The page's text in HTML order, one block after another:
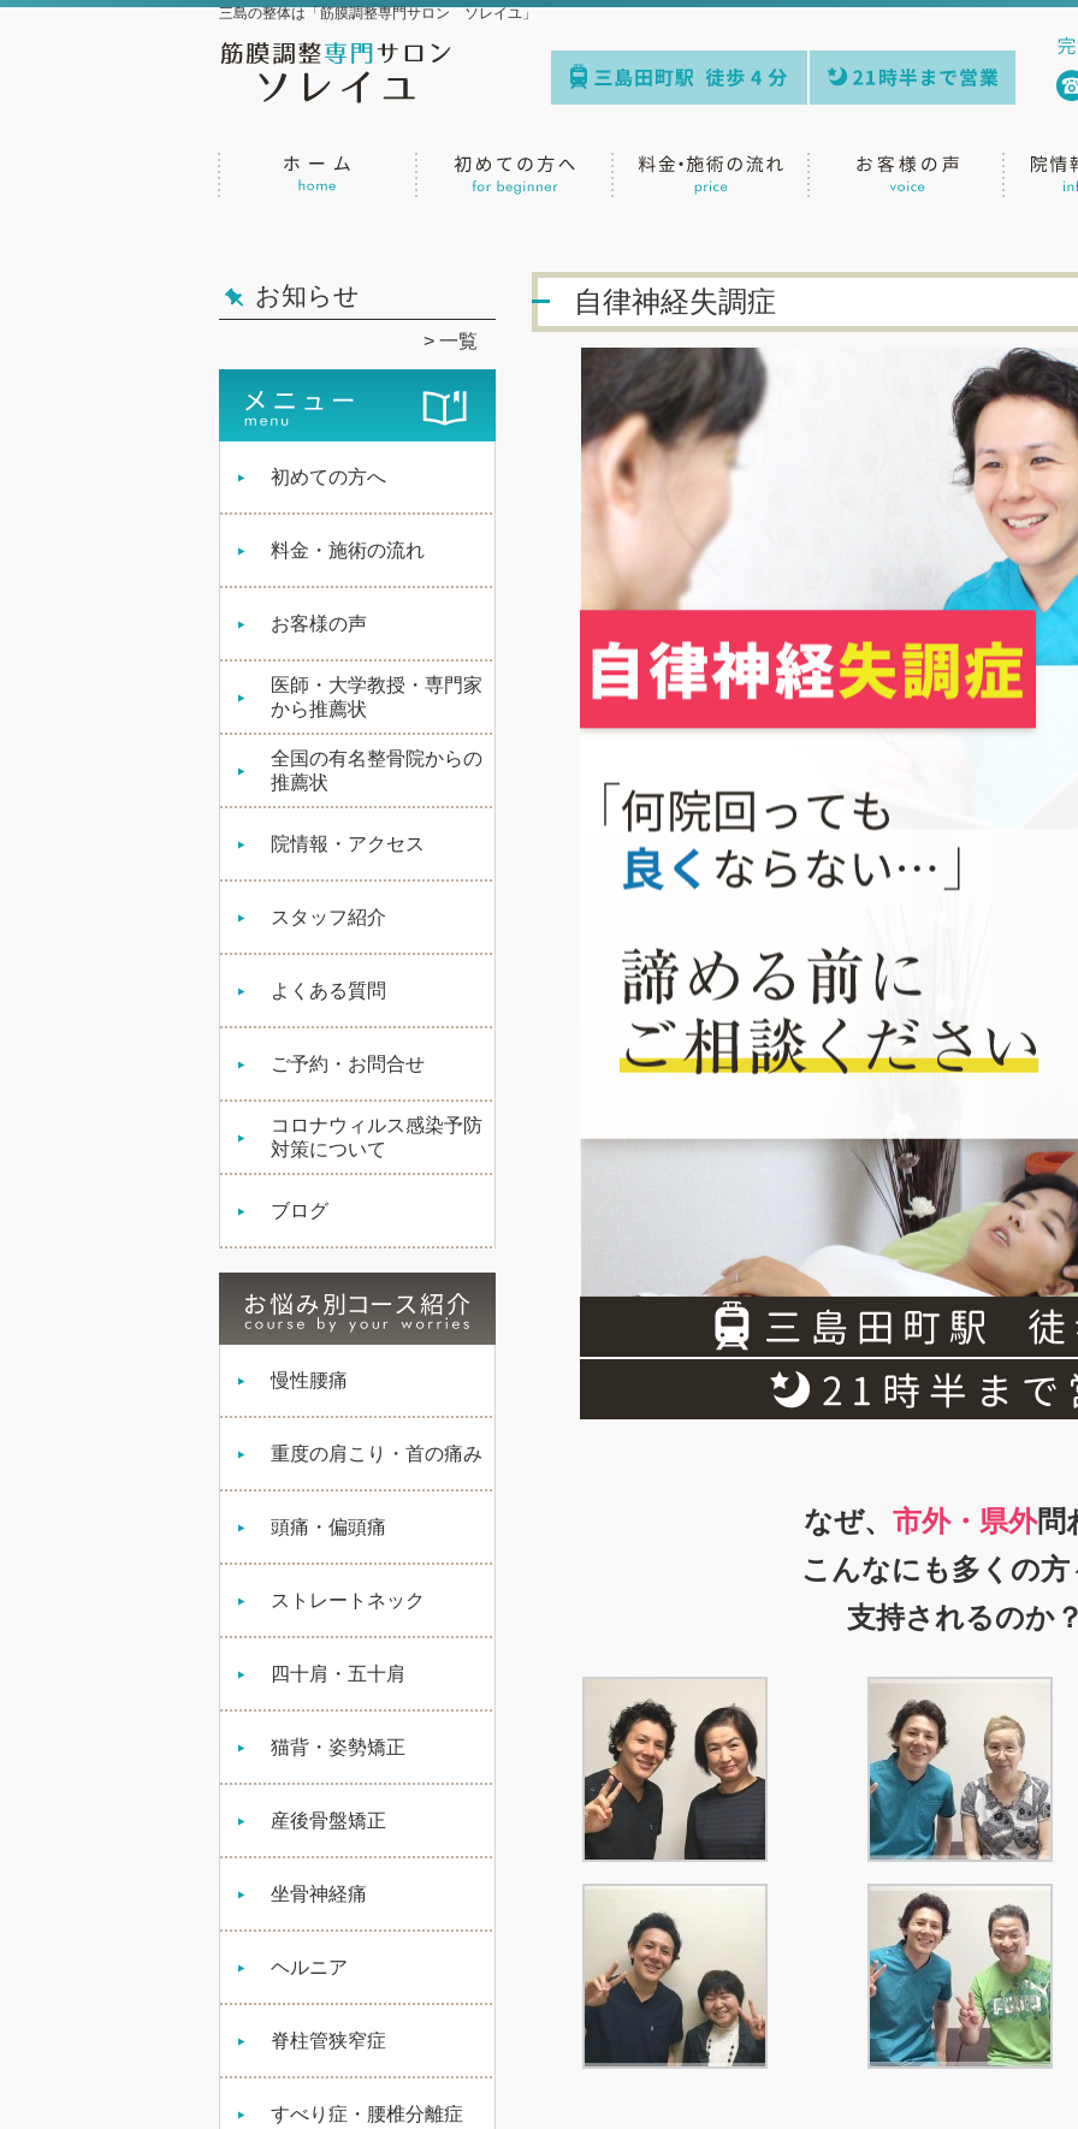
三島の整体は「筋膜調整専門サロン ソレイユ」
お知らせ
一覧
初めての方へ
料金・施術の流れ
お客様の声
医師・大学教授・専門家
から推薦状
全国の有名整骨院からの
推薦状
院情報・アクセス
スタッフ紹介
よくある質問
ご予約・お問合せ
コロナウィルス感染予防
対策について
ブログ
慢性腰痛
重度の肩こり・首の痛み
頭痛・偏頭痛
ストレートネック
四十肩・五十肩
猫背・姿勢矯正
産後骨盤矯正
坐骨神経痛
ヘルニア
脊柱管狭窄症
すべり症・腰椎分離症
自律神経失調症
なぜ、 市外・県外問
こんなにも多くの方
支持されるのか